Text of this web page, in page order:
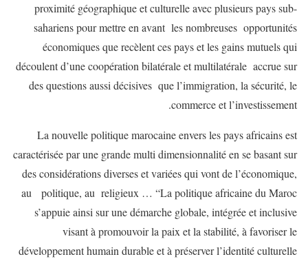
proximité géographique et culturelle avec plusieurs pays sub-
sahariens pour mettre en avant les nombreuses opportunités
économiques que recèlent ces pays et les gains mutuels qui
découlent d’une coopération bilatérale et multilatérale accrue sur
des questions aussi décisives que l’immigration, la sécurité, le
commerce et l’investissement.
La nouvelle politique marocaine envers les pays africains est
caractérisée par une grande multi dimensionnalité en se basant sur
des considérations diverses et variées qui vont de l’économique,
au politique, au religieux … “La politique africaine du Maroc
s’appuie ainsi sur une démarche globale, intégrée et inclusive
visant à promouvoir la paix et la stabilité, à favoriser le
développement humain durable et à préserver l’identité culturelle